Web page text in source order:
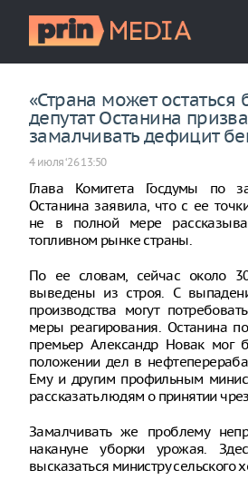
«Страна может остаться
депутат Останина
замалчивать дефицит
4 июля ‘26 13:50
Глава Комитета Госдумы по
Останина заявила, что с ее
не в полной мере
топливном рынке страны.
По ее словам, сейчас около
выведены из строя. С
производства могут
меры реагирования. Останина
премьер Александр Новак мог
положении дел в
Ему и другим профильным
рассказать людям о принятии
Замалчивать же проблему
накануне уборки урожая.
высказаться министру сельского